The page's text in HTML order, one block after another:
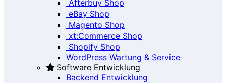
Afterbuy Shop
eBay Shop
Magento Shop
xt:Commerce Shop
Shopify Shop
WordPress Wartung & Service
Software Entwicklung
Backend Entwicklung